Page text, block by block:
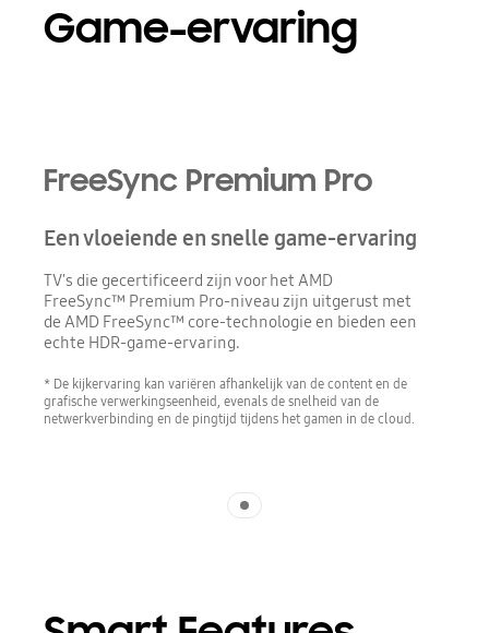
Game-ervaring
FreeSync Premium Pro
Een vloeiende en snelle game-ervaring
TV's die gecertificeerd zijn voor het AMD
FreeSync™ Premium Pro-niveau zijn uitgerust met
de AMD FreeSync™ core-technologie en bieden een
echte HDR-game-ervaring.
* De kijkervaring kan variëren afhankelijk van de content en de
grafische verwerkingseenheid, evenals de snelheid van de
netwerkverbinding en de pingtijd tijdens het gamen in de cloud.